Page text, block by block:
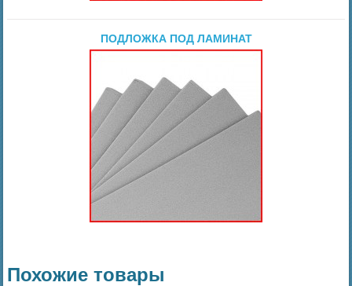
ПОДЛОЖКА ПОД ЛАМИНАТ
Похожие товары